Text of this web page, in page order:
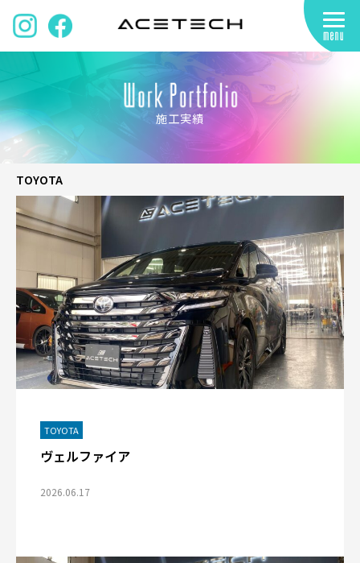
施工実績
TOYOTA
TOYOTA
ヴェルファイア
2026.06.17